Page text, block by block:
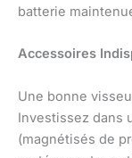
batterie
Accessoires
Une bonne
Investissez dans
(magnétisés de